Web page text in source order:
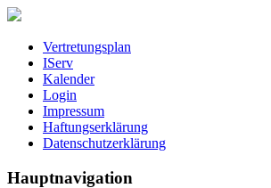
Vertretungsplan
IServ
Kalender
Login
Impressum
Haftungserklärung
Datenschutzerklärung
Hauptnavigation